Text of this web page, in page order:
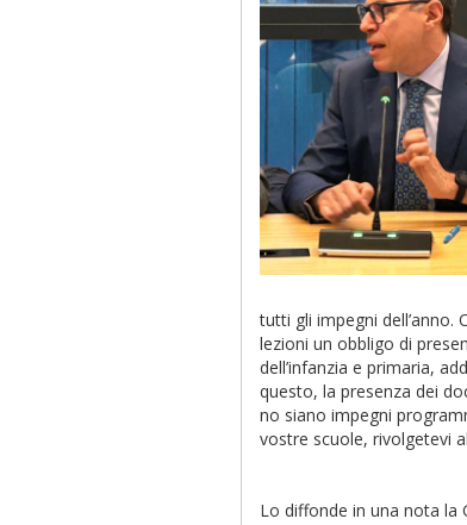
tutti gli impegni dell’anno.
lezioni un obbligo di
dell’infanzia e primaria,
questo, la presenza dei
no siano impegni
vostre scuole, rivolgetevi
Lo diffonde in una nota la